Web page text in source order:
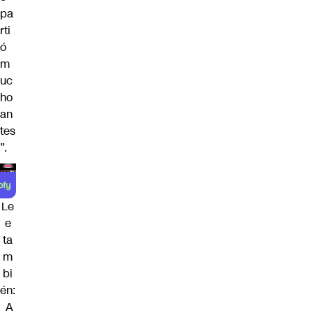
pa
rti
ó
m
uc
ho
an
tes
”.
Le
e
ta
m
bi
én:
A